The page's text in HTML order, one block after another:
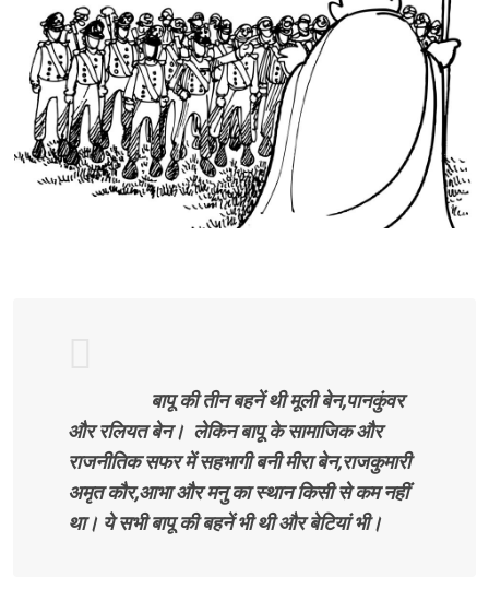
बापू की तीन बहनें थी मूली बेन,पानकुंवर
और रलियत बेन। लेकिन बापू के सामाजिक और
राजनीतिक सफर में सहभागी बनी मीरा बेन,राजकुमारी
अमृत कौर,आभा और मनु का स्थान किसी से कम नहीं
था। ये सभी बापू की बहनें भी थी और बेटियां भी।